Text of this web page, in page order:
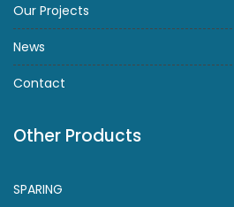
Our Projects
News
Contact
Other Products
SPARING